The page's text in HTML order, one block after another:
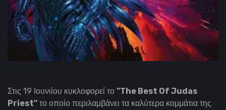
Στις 19 Ιουνιίου κυκλοφορεί το "The Best Of Judas
Priest" το οποίο περιλαμβάνει τα καλύτερα κομμάτια της